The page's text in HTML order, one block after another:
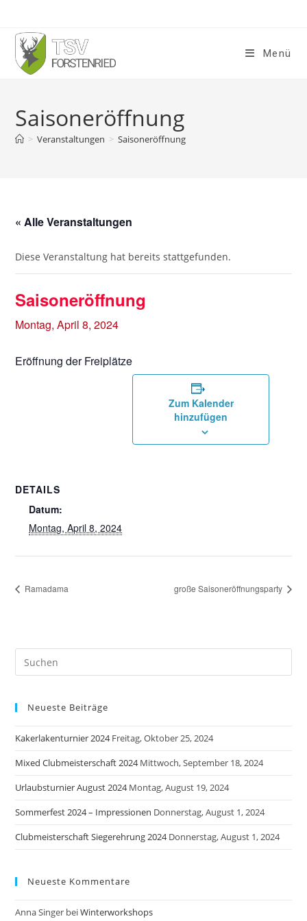
Menü
Saisoneröffnung
> Veranstaltungen > Saisoneröffnung
« Alle Veranstaltungen
Diese Veranstaltung hat bereits stattgefunden.
Saisoneröffnung
Montag, April 8, 2024
Eröffnung der Freiplätze
Zum Kalender
hinzufügen
DETAILS
Datum:
Montag, April 8, 2024
Ramadama große Saisoneröffnungsparty
Neueste Beiträge
Kakerlakenturnier 2024Freitag, Oktober 25, 2024
Mixed Clubmeisterschaft 2024Mittwoch, September 18, 2024
Urlaubsturnier August 2024Montag, August 19, 2024
Sommerfest 2024 – Impressionen Donnerstag, August 1, 2024
Clubmeisterschaft Siegerehrung 2024Donnerstag, August 1, 2024
Neueste Kommentare
Anna Singer beiWinterworkshops